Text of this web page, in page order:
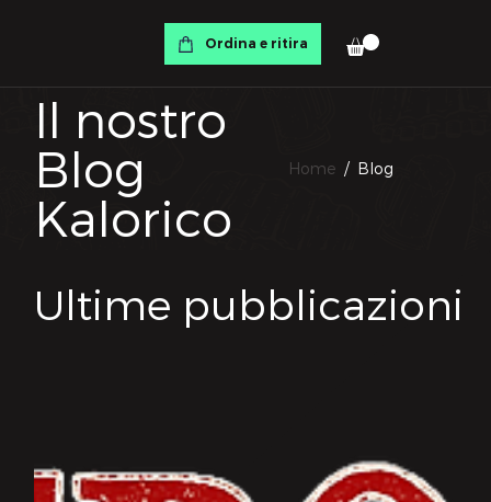
Ordina e ritira
Il nostro
Blog
Kalorico
Home / Blog
Ultime pubblicazioni